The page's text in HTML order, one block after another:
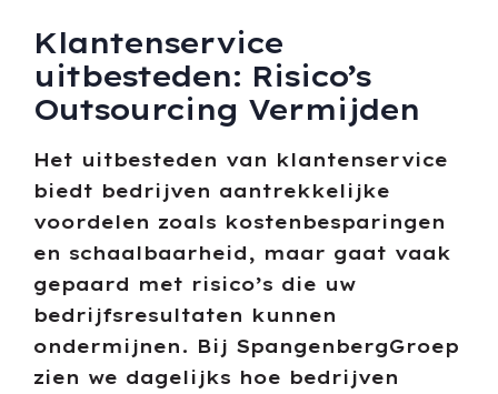
Klantenservice
uitbesteden: Risico’s
Outsourcing Vermijden
Het uitbesteden van klantenservice
biedt bedrijven aantrekkelijke
voordelen zoals kostenbesparingen
en schaalbaarheid, maar gaat vaak
gepaard met risico’s die uw
bedrijfsresultaten kunnen
ondermijnen. Bij SpangenbergGroep
zien we dagelijks hoe bedrijven